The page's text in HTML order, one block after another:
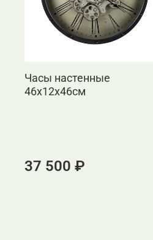
Часы настенные
46x12x46см
37 500 ₽